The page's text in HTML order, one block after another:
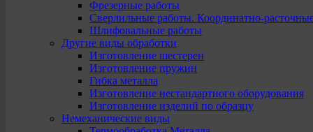
Фрезерные работы
Сверлильные работы. Координатно-
Шлифовальные работы
Другие виды обработки
Изготовление шестерен
Изготовление пружин
Гибка металла
Изготовление нестандартного оборудования
Изготовление изделий по образцу
Немеханические виды